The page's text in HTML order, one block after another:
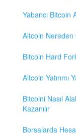
Yabancı Bitcoin
Altcoin Nereden
Bitcoin Hard
Altcoin
Bitcoini Nasıl
Kazanılır
Borsalarda